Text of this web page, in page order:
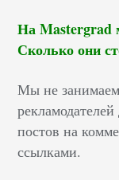
На Mastergrad
Сколько они
Мы не
постов на
ссылками.